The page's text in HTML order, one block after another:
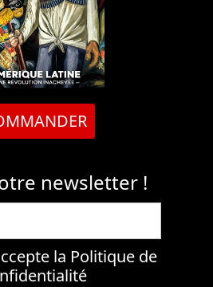
newsletter !
la Politique de